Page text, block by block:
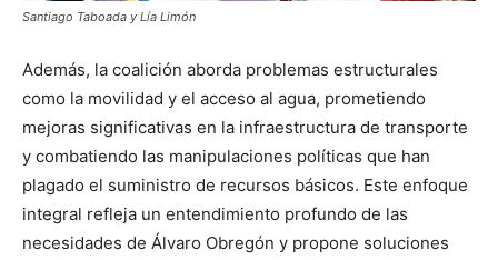
Santiago Taboada y Lía Limón
Además, la coalición aborda problemas estructurales
como la movilidad y el acceso al agua, prometiendo
mejoras significativas en la infraestructura de transporte
y combatiendo las manipulaciones políticas que han
plagado el suministro de recursos básicos. Este enfoque
integral refleja un entendimiento profundo de las
necesidades de Álvaro Obregón y propone soluciones